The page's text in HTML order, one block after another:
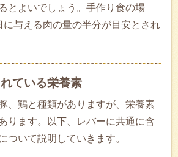
とよいでしょう。手作り食の場
に与える肉の量の半分が目安とされ
ている栄養素
、鶏と種類がありますが、栄養素
ります。以下、レバーに共通に含
ついて説明していきます。